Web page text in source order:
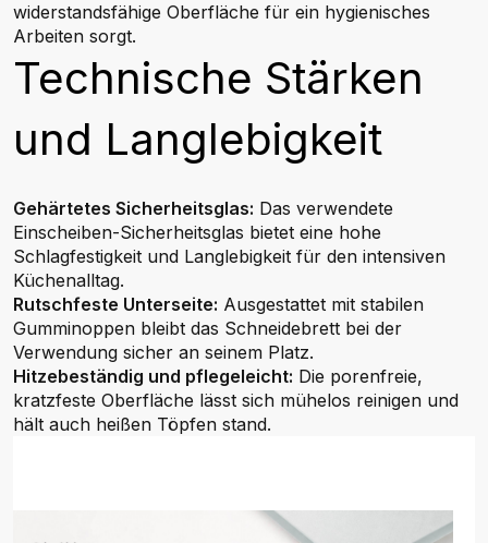
widerstandsfähige Oberfläche für ein hygienisches
Arbeiten sorgt.
Technische Stärken
und Langlebigkeit
Gehärtetes Sicherheitsglas: Das verwendete
Einscheiben-Sicherheitsglas bietet eine hohe
Schlagfestigkeit und Langlebigkeit für den intensiven
Küchenalltag.
Rutschfeste Unterseite: Ausgestattet mit stabilen
Gumminoppen bleibt das Schneidebrett bei der
Verwendung sicher an seinem Platz.
Hitzebeständig und pflegeleicht: Die porenfreie,
kratzfeste Oberfläche lässt sich mühelos reinigen und
hält auch heißen Töpfen stand.